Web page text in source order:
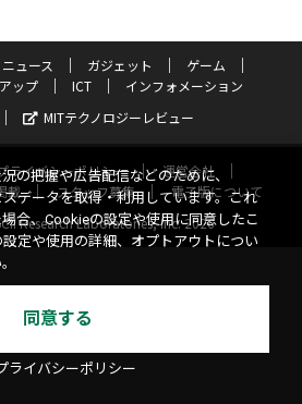
ニュース ガジェット
ゲーム
ップ ICT
インフォメーション
MITテクノロジーレビュー
ライバシーポリシー
運営会社
載 スタッフ募集
電子版について
Research Laboratories, Inc. 2026
の把握や広告配信などのために、
データを取得・利用しています。これ
合、Cookieの設定や使用に同意したこ
定や使用の詳細、オプトアウトについ
同意する
ライバシーポリシー